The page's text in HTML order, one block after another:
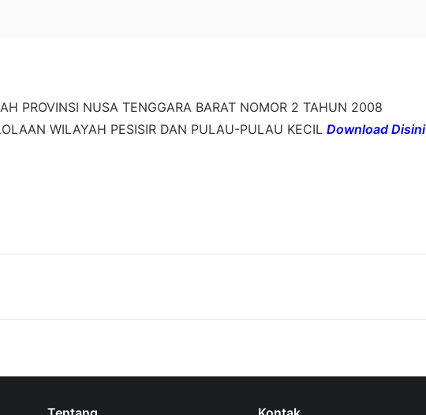
PROVINSI NUSA TENGGARA BARAT NOMOR 2 TAHUN 2008
WILAYAH PESISIR DAN PULAU-PULAU KECIL Download Disini